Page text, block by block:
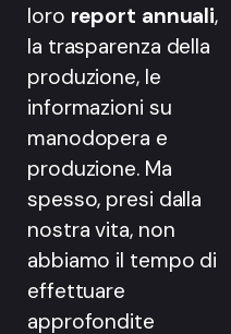
loro report annuali,
la trasparenza della
produzione, le
informazioni su
manodopera e
produzione. Ma
spesso, presi dalla
nostra vita, non
abbiamo il tempo di
effettuare
approfondite